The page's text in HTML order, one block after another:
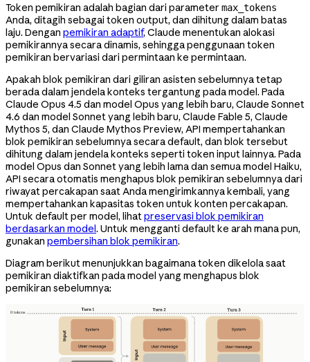
Token pemikiran adalah bagian dari parameter max_tokens
Anda, ditagih sebagai token output, dan dihitung dalam batas
laju. Dengan pemikiran adaptif, Claude menentukan alokasi
pemikirannya secara dinamis, sehingga penggunaan token
pemikiran bervariasi dari permintaan ke permintaan.
Apakah blok pemikiran dari giliran asisten sebelumnya tetap
berada dalam jendela konteks tergantung pada model. Pada
Claude Opus 4.5 dan model Opus yang lebih baru, Claude Sonnet
4.6 dan model Sonnet yang lebih baru, Claude Fable 5, Claude
Mythos 5, dan Claude Mythos Preview, API mempertahankan
blok pemikiran sebelumnya secara default, dan blok tersebut
dihitung dalam jendela konteks seperti token input lainnya. Pada
model Opus dan Sonnet yang lebih lama dan semua model Haiku,
API secara otomatis menghapus blok pemikiran sebelumnya dari
riwayat percakapan saat Anda mengirimkannya kembali, yang
mempertahankan kapasitas token untuk konten percakapan.
Untuk default per model, lihatpreservasi blok pemikiran
berdasarkan model. Untuk mengganti default ke arah mana pun,
gunakan pembersihan blok pemikiran.
Diagram berikut menunjukkan bagaimana token dikelola saat
pemikiran diaktifkan pada model yang menghapus blok
pemikiran sebelumnya: